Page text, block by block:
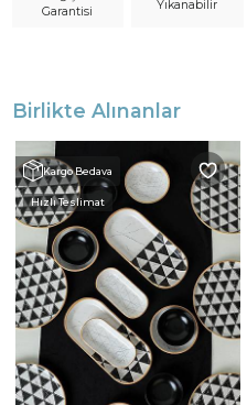
Garantisi
Yıkanabilir
Birlikte Alınanlar
Kargo Bedava
Hızlı Teslimat